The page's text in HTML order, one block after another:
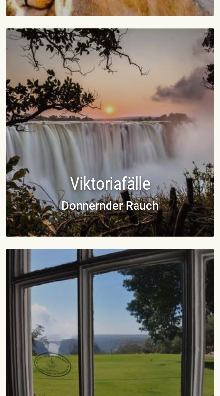
Viktoriafälle
Donnernder Rauch